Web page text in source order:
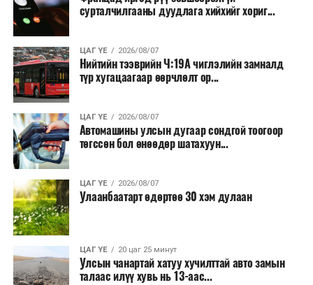
шаардлагатай ажлууд төлөвлөгөөний дагуу
үргэлжилнэ гэж Ерөнхий сайд Н.Учрал онцоллоо.
Мөн бүх шатны төсвийн ерөнхийлөн захирагч нарт
салбар бүрдээ урсгал зардлыг 20 хувиар бууруулах,
нөхөн томилгоо хийхгүй байх, аялал, амралт, зугаалга,
хамт олны урлаг, спортын арга хэмжээг зохион
байгуулахгүй байх, төрийн албанд шинэ орон тоо бий
болгохгүй байх, эрчим хүчний хэрэглээг хэмнэх, хурал,
сургалтыг цахим хэлбэрт шилжүүлэх, төрийн албан
хаагчдыг зарим өдрүүдэд цахимаар ажиллуулах арга
хэмжээг үргэлжлүүлэхийг үүрэг болголоо.
Төсвийн сахилга бат сайжирч, эдийн засгийн нөхцөл
хязгаарлалтыг үе шаттайгаар сулруулах юм.
сурталчилгааны дуудлага хийхийг хориг...
ЦАГ ҮЕ 2026/08/07
Нийтийн тээврийн Ч:19А чиглэлийн замналд
түр хугацаагаар өөрчлөлт ор...
ЦАГ ҮЕ 2026/08/07
Автомашины улсын дугаар сондгой тоогоор
төгссөн бол өнөөдөр шатахуун...
ЦАГ ҮЕ 2026/08/07
Улаанбаатарт өдөртөө 30 хэм дулаан
ЦАГ ҮЕ 20 цаг 25 минут
Улсын чанартай хатуу хучилттай авто замын
талаас илүү хувь нь 13-аас...